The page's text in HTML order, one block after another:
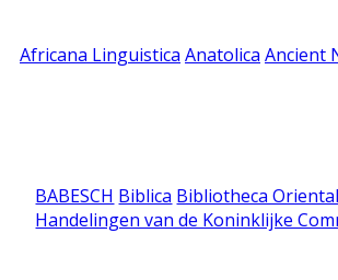
Africana Linguistica Anatolica Ancient
BABESCH Biblica Bibliotheca
Handelingen van de Koninklijke